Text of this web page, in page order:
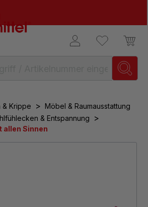
& Krippe > Möbel & Raumausstattung
& Entspannung >
Sinnen